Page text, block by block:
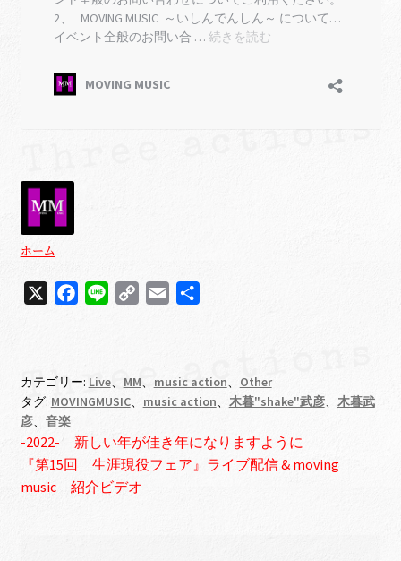
ホーム
X
b
o
o
L
n
k
l
カテゴリー: Live、 MM music action
Other
タグ: MOVINGMUSIC、 music action 木暮"shake"武彦、 木暮武
彦、 音楽
投
稿
前
の
投
-2022- 新しい年が佳き年になりますように
次
の
『第15回 生涯現役フェア』ライブ配信 & moving
music 紹介ビデオ